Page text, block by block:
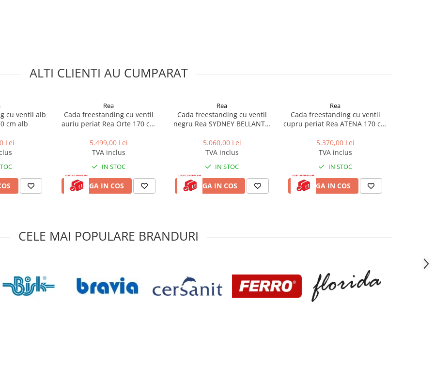
Rea cu codul promotional
ALTI CLIENTI AU CUMPARAT
cu ventil alb
cm alb
Lei
Rea
Cada freestanding cu ventil
auriu periat Rea Orte 170 cm
5.499,00 Lei
TVA inclus
IN STOC
ADAUGA IN COS
Rea
Cada freestanding cu ventil
negru Rea SYDNEY BELLANTO
5.060,00 Lei
TVA inclus
IN STOC
ADAUGA IN COS
Rea
Cada freestanding cu ventil
cupru periat Rea ATENA 170 cm
5.370,00 Lei
TVA inclus
IN STOC
ADAUGA IN COS
CELE MAI POPULARE BRANDURI